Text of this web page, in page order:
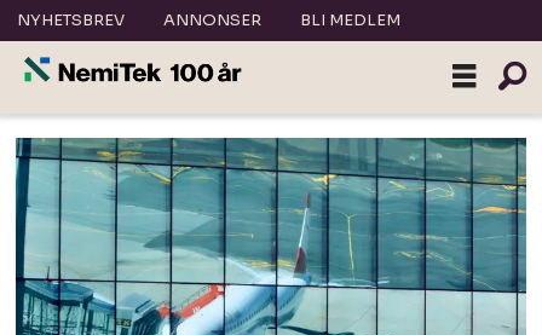
NYHETSBREV ANNONSER BLI MEDLEM
Tag:
avinor